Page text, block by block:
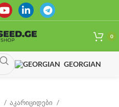
0
GEORGIAN
აკარიციდები